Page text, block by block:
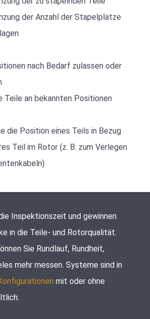
der Anzahl der Stapelplätze
nach Bedarf zulassen oder
Teile an bekannten Positionen
die Position eines Teils in Bezug
Teil im Rotor (z. B. zum Verlegen
Inspektionszeit und gewinnen
in die Teile- und Rotorqualität.
Sie Rundlauf, Rundheit,
mehr messen. Systeme sind in
mit oder ohne